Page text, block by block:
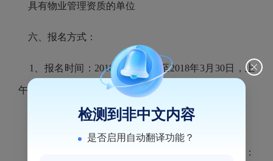
具有物业管理资质的单位
六、报名方式：
1、报名时间：2018年3月19日至2018年3月30日，上
午9:00—11：30，下午14:30—17:30
2、报名地点：温泉公园管理处办公室
3、开标时间：2018年4月2日早上10:00，开标地点：
检测到非中文内容
是否启用自动翻译功能？